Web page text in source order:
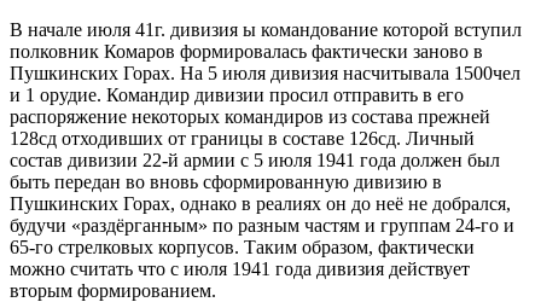
В начале июля 41г. дивизия ы командование которой вступил
полковник Комаров формировалась фактически заново в
Пушкинских Горах. На 5 июля дивизия насчитывала 1500чел
и 1 орудие. Командир дивизии просил отправить в его
распоряжение некоторых командиров из состава прежней
128сд отходивших от границы в составе 126сд. Личный
состав дивизии 22-й армии с 5 июля 1941 года должен был
быть передан во вновь сформированную дивизию в
Пушкинских Горах, однако в реалиях он до неё не добрался,
будучи «раздёрганным» по разным частям и группам 24-го и
65-го стрелковых корпусов. Таким образом, фактически
можно считать что с июля 1941 года дивизия действует
вторым формированием.